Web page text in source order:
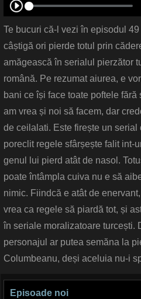
Te bucuri că-l vezi în episodul
câștigă ori pierde totul prin
amăgească în serialul pierzător
română. Pe rezumat aiurea, e
bani ce își face toate poftele
am vrea și noi să facem, dar
de ceilalati. Este firește un serial
poreclit regele sfârșește falit int-
genul lui pierd atât de nasol.
poate întâmpla cuiva nu e să
nimic. Fiindcă e atât de
vrea ca regele să piardă tot, și
în seriale moralizatoare turcești.
personajul ar putea semăna la
Columbeanu, deși aceluia nu-i
Episoade noi